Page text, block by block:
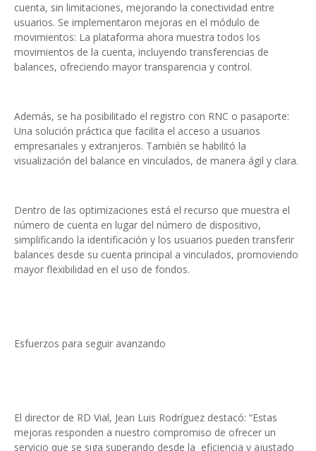
cuenta, sin limitaciones, mejorando la conectividad entre
usuarios. Se implementaron mejoras en el módulo de
movimientos: La plataforma ahora muestra todos los
movimientos de la cuenta, incluyendo transferencias de
balances, ofreciendo mayor transparencia y control.
Además, se ha posibilitado el registro con RNC o pasaporte:
Una solución práctica que facilita el acceso a usuarios
empresariales y extranjeros. También se habilitó la
visualización del balance en vinculados, de manera ágil y clara.
Dentro de las optimizaciones está el recurso que muestra el
número de cuenta en lugar del número de dispositivo,
simplificando la identificación y los usuarios pueden transferir
balances desde su cuenta principal a vinculados, promoviendo
mayor flexibilidad en el uso de fondos.
Esfuerzos para seguir avanzando
El director de RD Vial, Jean Luis Rodríguez destacó: “Estas
mejoras responden a nuestro compromiso de ofrecer un
servicio que se siga superando desde la eficiencia y ajustado